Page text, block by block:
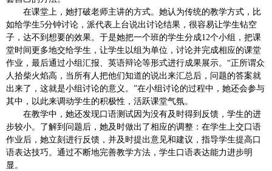
在课堂上，她打破老师主讲的方式。她认为传统的教学方式，比
如给学生5分钟讨论，派代表上台说出讨论结果，很容易让学生钻空
子，达不到想要的效果。于是她把一个班的学生分成12个小组，把课
堂时间更多地交给学生，让学生以组为单位，讨论并完成相应的课堂
作业，最后通过小组汇报、英语辩论等形式进行成果展示。“正所谓众
人拾柴火焰高，当所有人把他们知道的说出来汇总后，问题的答案就
出来了，这就是小组讨论的意义。”在小组讨论的过程中，她还会参与
其中，以此来调动学生的积极性，活跃课堂气氛。
在教学中，她还发现口语测试因为没有及时得到反馈，学生的进
步较小。了解到问题后，她及时做出了相应的调整：在学生上交口语
作业后，她立刻进行反馈，并及时提出意见和建议，指导学生提高口
语表达技巧。通过不断地完善教学方法，学生口语表达能力进步明
显。